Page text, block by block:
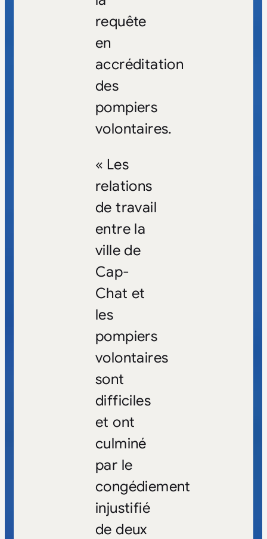
requête
en
accréditation
des
pompiers
volontaires.
« Les
relations
de travail
entre la
ville de
Cap-
Chat et
les
pompiers
volontaires
sont
difficiles
et ont
culminé
par le
congédiement
injustifié
de deux